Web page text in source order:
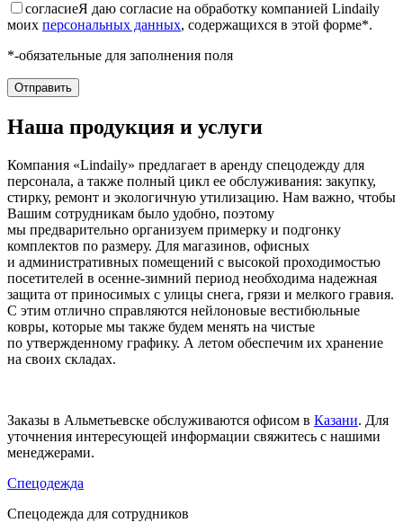
согласиеЯ даю согласие на обработку компанией Lindaily
моих персональных данных, содержащихся в этой форме*.
*-обязательные для заполнения поля
Наша продукция и услуги
Компания «Lindaily» предлагает в аренду спецодежду для
персонала, а также полный цикл ее обслуживания: закупку,
стирку, ремонт и экологичную утилизацию. Нам важно, чтобы
Вашим сотрудникам было удобно, поэтому
мы предварительно организуем примерку и подгонку
комплектов по размеру. Для магазинов, офисных
и административных помещений с высокой проходимостью
посетителей в осенне-зимний период необходима надежная
защита от приносимых с улицы снега, грязи и мелкого гравия.
С этим отлично справляются нейлоновые вестибюльные
ковры, которые мы также будем менять на чистые
по утвержденному графику. А летом обеспечим их хранение
на своих складах.
Заказы в Альметьевске обслуживаются офисом в Казани. Для
уточнения интересующей информации свяжитесь с нашими
менеджерами.
Спецодежда
Спецодежда для сотрудников